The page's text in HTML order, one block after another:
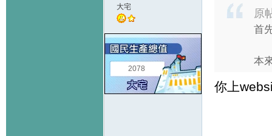
大宅
2078
原
首
本
你上